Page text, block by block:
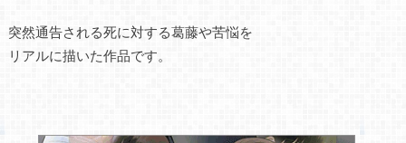
突然通告される死に対する葛藤や苦悩を
リアルに描いた作品です。